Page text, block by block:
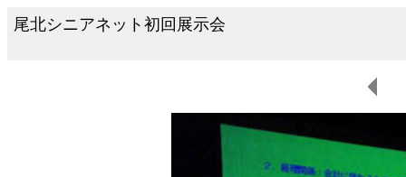
尾北シニアネット初回展示会